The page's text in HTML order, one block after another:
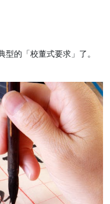
的「校董式要求」了。